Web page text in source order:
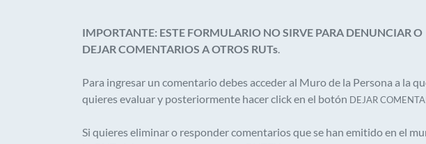
IMPORTANTE: ESTE FORMULARIO NO SIRVE PARA DENUNCIAR O
DEJAR COMENTARIOS A OTROS RUTs.
Para ingresar un comentario debes acceder al Muro de la Persona a la
quieres evaluar y posteriormente hacer click en el botón DEJAR
Si quieres eliminar o responder comentarios que se han emitido en el